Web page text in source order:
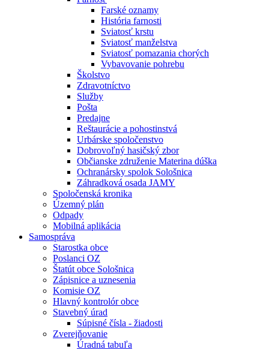
Farské oznamy
História farnosti
Sviatosť krstu
Sviatosť manželstva
Sviatosť pomazania chorých
Vybavovanie pohrebu
Školstvo
Zdravotníctvo
Služby
Pošta
Predajne
Reštaurácie a pohostinstvá
Urbárske spoločenstvo
Dobrovoľný hasičský zbor
Občianske združenie Materina dúška
Ochranársky spolok Sološnica
Záhradková osada JAMY
Spoločenská kronika
Územný plán
Odpady
Mobilná aplikácia
Samospráva
Starostka obce
Poslanci OZ
Štatút obce Sološnica
Zápisnice a uznesenia
Komisie OZ
Hlavný kontrolór obce
Stavebný úrad
Súpisné čísla - žiadosti
Zverejňovanie
Úradná tabuľa